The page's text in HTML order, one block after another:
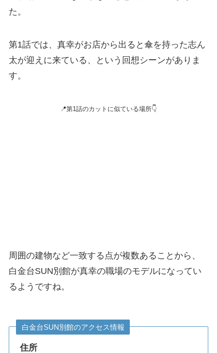
た。
第1話では、真幸がお店から出ると傘を持った志ん
太が迎えに来ている、という回想シーンがありま
す。
📍第1話のカットに似ている場所👇
周囲の建物など一致する点が複数あることから、
白金台SUN別館が真幸の職場のモデルになってい
るようですね。
白金台SUN別館のアクセス情報
住所